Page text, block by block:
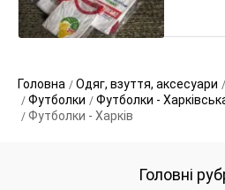
Головна Одяг, взуття, аксесуари
Футболки
Футболки -
Футболки - Харків
Головні